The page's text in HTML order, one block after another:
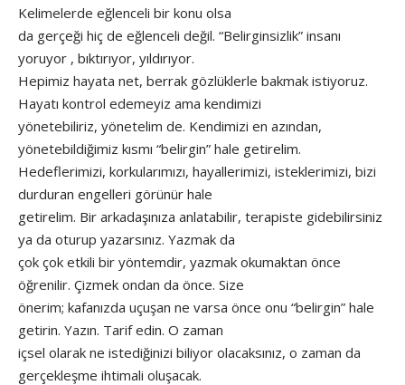
Kelimelerde eğlenceli bir konu olsa
da gerçeği hiç de eğlenceli değil. “Belirginsizlik” insanı
yoruyor , bıktırıyor, yıldırıyor.
Hepimiz hayata net, berrak gözlüklerle bakmak istiyoruz.
Hayatı kontrol edemeyiz ama kendimizi
yönetebiliriz, yönetelim de. Kendimizi en azından,
yönetebildiğimiz kısmı “belirgin” hale getirelim.
Hedeflerimizi, korkularımızı, hayallerimizi, isteklerimizi, bizi
durduran engelleri görünür hale
getirelim. Bir arkadaşınıza anlatabilir, terapiste gidebilirsiniz
ya da oturup yazarsınız. Yazmak da
çok çok etkili bir yöntemdir, yazmak okumaktan önce
öğrenilir. Çizmek ondan da önce. Size
önerim; kafanızda uçuşan ne varsa önce onu “belirgin” hale
getirin. Yazın. Tarif edin. O zaman
içsel olarak ne istediğinizi biliyor olacaksınız, o zaman da
gerçekleşme ihtimali oluşacak.